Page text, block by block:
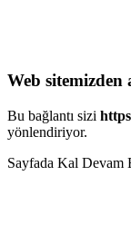
Web sitemizden
Bu bağlantı sizi
yönlendiriyor.
Sayfada Kal Devam